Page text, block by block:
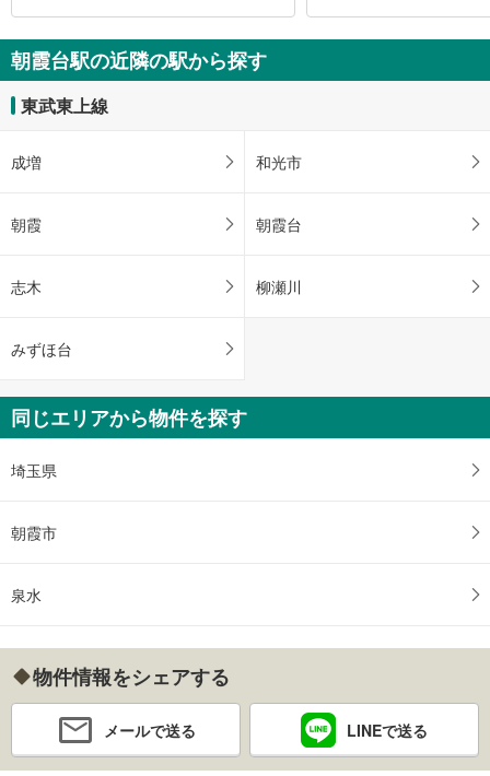
朝霞台駅の近隣の駅から探す
東武東上線
成増 和光市
朝霞 朝霞台
志木 柳瀬川
みずほ台
同じエリアから物件を探す
埼玉県
朝霞市
泉水
物件情報をシェアする
メールで送る LINEで送る